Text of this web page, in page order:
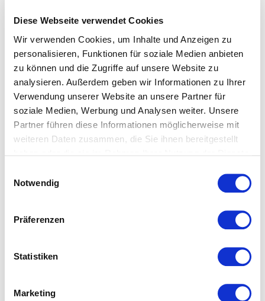
Diese Webseite verwendet Cookies
Wir verwenden Cookies, um Inhalte und Anzeigen zu
personalisieren, Funktionen für soziale Medien anbieten
zu können und die Zugriffe auf unsere Website zu
analysieren. Außerdem geben wir Informationen zu Ihrer
Verwendung unserer Website an unsere Partner für
soziale Medien, Werbung und Analysen weiter. Unsere
Partner führen diese Informationen möglicherweise mit
weiteren Daten zusammen, die Sie ihnen bereitgestellt
Notwendig
Präferenzen
Statistiken
Marketing
Beim Merzerisieren wird der Baumwollstoff durch
Natronlauge veredelt. Die Fasern quellen und runden sich,
wodurch der Stoff an Festigkeit gewinnt und
aufnahmefähiger für Farbstoffe wird. Spannbettlaken und
Bettwäsche aus merzerisierter Baumwolle bestechen
besonders durch ihren tollen Glanz.
Größenhinweise Comfort-Laken:
Spannbettlaken mit 4% Elasthan 100x200: auch passend
120x200: auch passend für 110/130x200/220
120x200 ist nur in folgenden Farben erhältlich:
1000, 2610, 8099, 2349, 4580, 4033, 9050, 8031, 978,
Spannbettlaken mit 4% Elasthan 150x200: auch passend
180x200: auch passend für 190/200x200/220